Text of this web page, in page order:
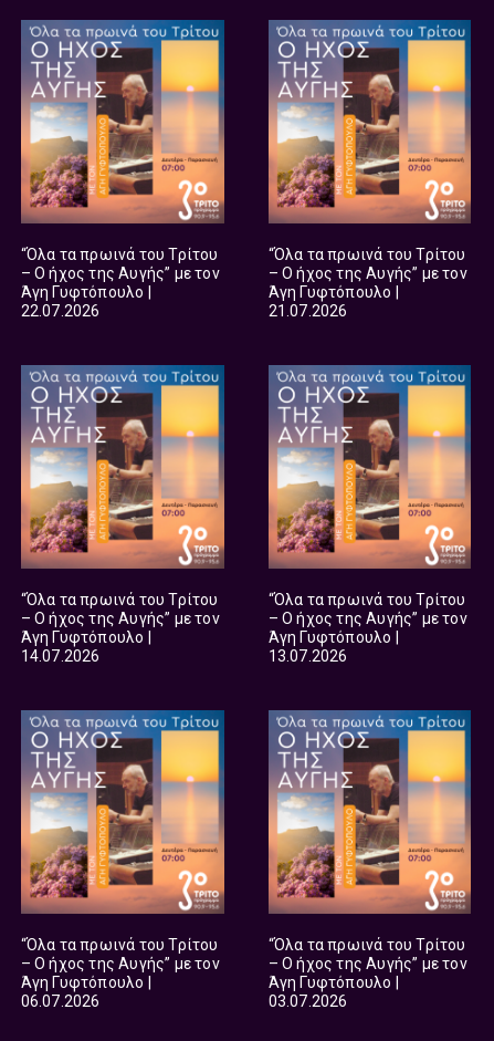
“Όλα τα πρωινά του Τρίτου
– Ο ήχος της Αυγής” με τον
Άγη Γυφτόπουλο |
22.07.2026
“Όλα τα πρωινά του Τρίτου
– Ο ήχος της Αυγής” με τον
Άγη Γυφτόπουλο |
21.07.2026
“Όλα τα πρωινά του Τρίτου
– Ο ήχος της Αυγής” με τον
Άγη Γυφτόπουλο |
14.07.2026
“Όλα τα πρωινά του Τρίτου
– Ο ήχος της Αυγής” με τον
Άγη Γυφτόπουλο |
13.07.2026
“Όλα τα πρωινά του Τρίτου
– Ο ήχος της Αυγής” με τον
Άγη Γυφτόπουλο |
06.07.2026
“Όλα τα πρωινά του Τρίτου
– Ο ήχος της Αυγής” με τον
Άγη Γυφτόπουλο |
03.07.2026